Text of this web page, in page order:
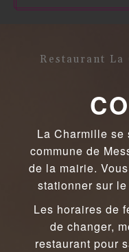
Restaurant
La Charmille
commune de
de la mairie.
stationner sur
Les horaires de
de changer,
restaurant pour